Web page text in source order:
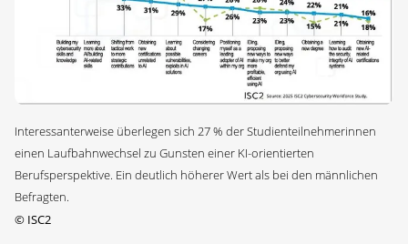
Interessanterweise überlegen sich 27 % der Studienteilnehmerinnen
einen Laufbahnwechsel zu Gunsten einer KI-orientierten
Berufsperspektive. Ein deutlich höherer Wert als bei den männlichen
Befragten.
© ISC2